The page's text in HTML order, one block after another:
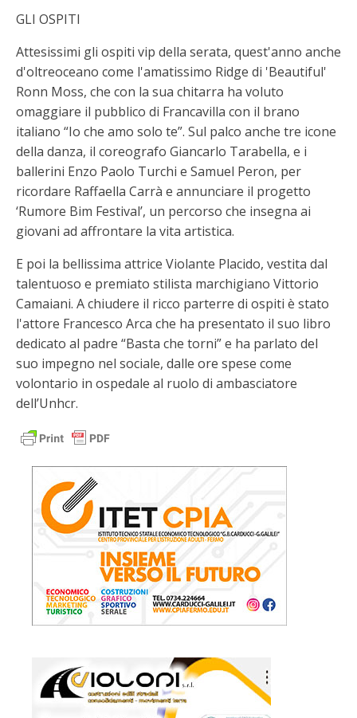
GLI OSPITI
Attesissimi gli ospiti vip della serata, quest'anno anche
d'oltreoceano come l'amatissimo Ridge di 'Beautiful'
Ronn Moss, che con la sua chitarra ha voluto
omaggiare il pubblico di Francavilla con il brano
italiano “Io che amo solo te”. Sul palco anche tre icone
della danza, il coreografo Giancarlo Tarabella, e i
ballerini Enzo Paolo Turchi e Samuel Peron, per
ricordare Raffaella Carrà e annunciare il progetto
‘Rumore Bim Festival’, un percorso che insegna ai
giovani ad affrontare la vita artistica.
E poi la bellissima attrice Violante Placido, vestita dal
talentuoso e premiato stilista marchigiano Vittorio
Camaiani. A chiudere il ricco parterre di ospiti è stato
l'attore Francesco Arca che ha presentato il suo libro
dedicato al padre “Basta che torni” e ha parlato del
suo impegno nel sociale, dalle ore spese come
volontario in ospedale al ruolo di ambasciatore
dell’Unhcr.